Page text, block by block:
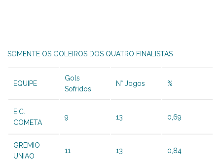
SOMENTE OS GOLEIROS DOS QUATRO FINALISTAS
EQUIPE
Gols
Sofridos
N° Jogos %
E.C.
COMETA
9 13 0,69
GREMIO
UNIAO
11 13 0,84